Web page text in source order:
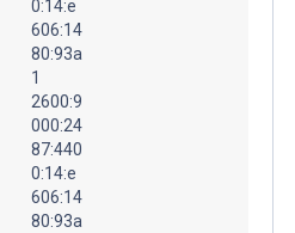
0:14:e
606:14
80:93a
1
2600:9
000:24
87:440
0:14:e
606:14
80:93a